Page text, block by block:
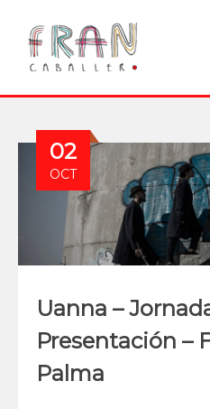
02
OCT
Uanna –
Presentación –
Palma